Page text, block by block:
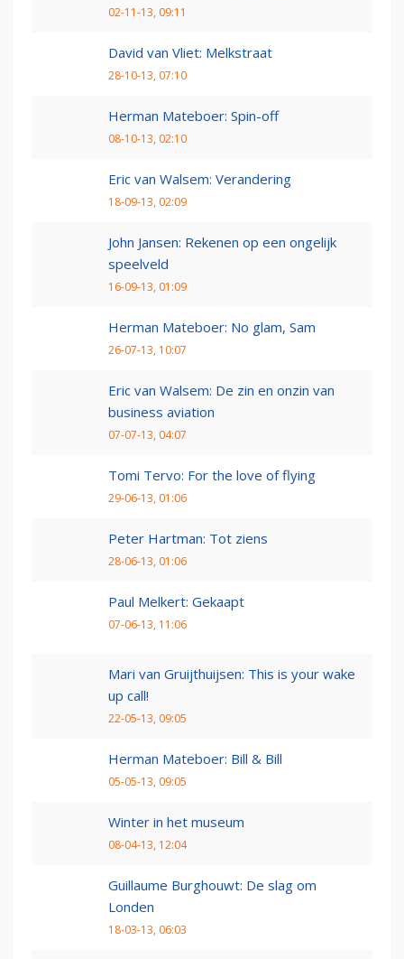
02-11-13, 09:11
David van Vliet: Melkstraat
28-10-13, 07:10
Herman Mateboer: Spin-off
08-10-13, 02:10
Eric van Walsem: Verandering
18-09-13, 02:09
John Jansen: Rekenen op een ongelijk
speelveld
16-09-13, 01:09
Herman Mateboer: No glam, Sam
26-07-13, 10:07
Eric van Walsem: De zin en onzin van
business aviation
07-07-13, 04:07
Tomi Tervo: For the love of flying
29-06-13, 01:06
Peter Hartman: Tot ziens
28-06-13, 01:06
Paul Melkert: Gekaapt
07-06-13, 11:06
Mari van Gruijthuijsen: This is your wake
up call!
22-05-13, 09:05
Herman Mateboer: Bill & Bill
05-05-13, 09:05
Winter in het museum
08-04-13, 12:04
Guillaume Burghouwt: De slag om
Londen
18-03-13, 06:03